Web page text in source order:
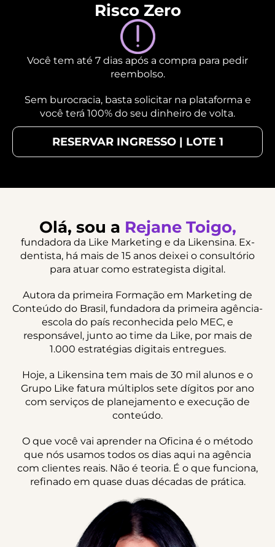
Risco Zero
Você tem até 7 dias após a compra para pedir
reembolso.
Sem burocracia, basta solicitar na plataforma e
você terá 100% do seu dinheiro de volta.
RESERVAR INGRESSO | LOTE 1
Olá, sou a Rejane Toigo,
fundadora da Like Marketing e da Likensina. Ex-
dentista, há mais de 15 anos deixei o consultório
para atuar como estrategista digital.
Autora da primeira Formação em Marketing de
Conteúdo do Brasil, fundadora da primeira agência-
escola do país reconhecida pelo MEC, e
responsável, junto ao time da Like, por mais de
1.000 estratégias digitais entregues.
Hoje, a Likensina tem mais de 30 mil alunos e o
Grupo Like fatura múltiplos sete dígitos por ano
com serviços de planejamento e execução de
conteúdo.
O que você vai aprender na Oficina é o método
que nós usamos todos os dias aqui na agência
com clientes reais. Não é teoria. É o que funciona,
refinado em quase duas décadas de prática.